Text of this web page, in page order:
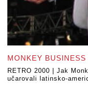
MONKEY
RETRO 2000 | Jak
učarovali latinsko-